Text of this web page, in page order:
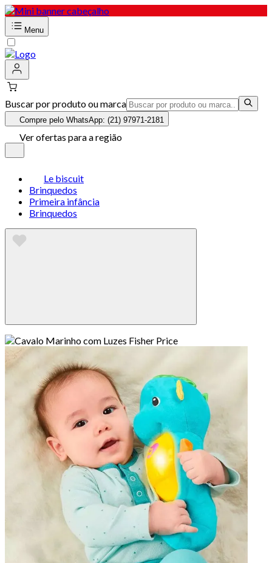
Menu
Buscar por produto ou marca
Compre pelo WhatsApp: (21) 97971-2181
Ver ofertas para a região
Le biscuit
Brinquedos
Primeira infância
Brinquedos